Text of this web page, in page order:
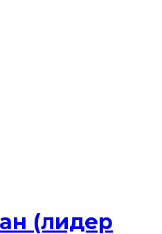
(лидер